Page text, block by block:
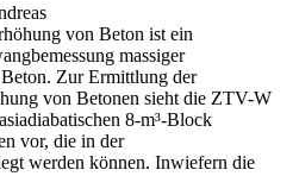
von Beton ist ein
massiger
Zur Ermittlung der
von Betonen sieht die ZTV-W
8-m³-Block
vor, die in der
werden können. Inwiefern die